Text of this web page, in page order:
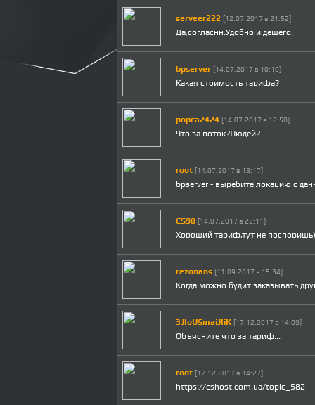
serveer222 [12.07.2017 в 21:52]
Да,согласнн.Удобно и дешего.
bpserver [14.07.2017 в 10:10]
Какая стоимость тарифа?
popca2424 [14.07.2017 в 12:50]
Что за поток?Людей?
root [14.07.2017 в 13:17]
bpserver - выребите локацию с
CS90 [14.07.2017 в 22:11]
Хороший тариф,тут не поспоришь)
rezonans [11.09.2017 в 15:34]
Когда можно будит заказывать
3JIoUSmaiJIiK [17.12.2017 в 14:09]
Объясните что за тариф...
root [17.12.2017 в 14:27]
https://cshost.com.ua/topic_582